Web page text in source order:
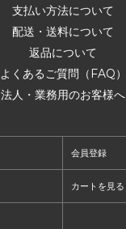
支払い方法について
配送・送料について
返品について
よくあるご質問（FAQ）
法人・業務用のお客様へ
会員登録
カートを見る